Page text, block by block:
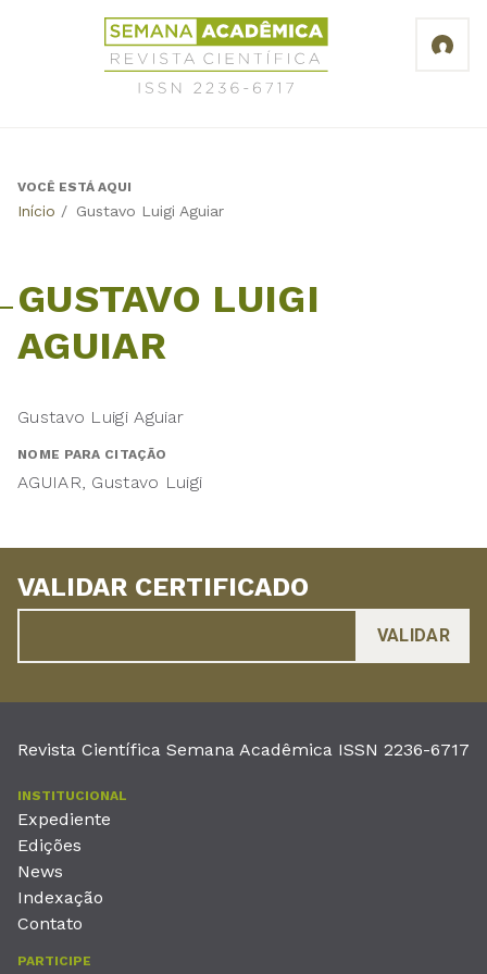
Revista
Científica
Semana
6717
Back
VOCÊ ESTÁ AQUI
Início / Gustavo Luigi Aguiar
GUSTAVO LUIGI
AGUIAR
Gustavo Luigi Aguiar
NOME PARA CITAÇÃO
AGUIAR, Gustavo Luigi
VALIDAR CERTIFICADO
Revista Científica Semana Acadêmica ISSN 2236-6717
INSTITUCIONAL
Expediente
Edições
News
Indexação
Contato
PARTICIPE